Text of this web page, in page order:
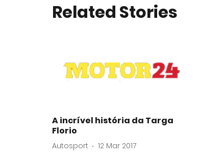
Related Stories
A incrível história da Targa
Florio
Autosport 12 Mar 2017